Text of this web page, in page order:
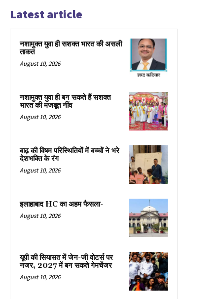
Latest article
नशामुक्त युवा ही सशक्त भारत की असली
ताकत
August 10, 2026
नशामुक्त युवा ही बन सकते हैं सशक्त
भारत की मजबूत नींव
August 10, 2026
बाढ़ की विषम परिस्थितियों में बच्चों ने भरे
देशभक्ति के रंग
August 10, 2026
इलाहाबाद HC का अहम फैसला-
August 10, 2026
यूपी की सियासत में जेन-जी वोटर्स पर
नजर, 2027 में बन सकते गेमचेंजर
August 10, 2026